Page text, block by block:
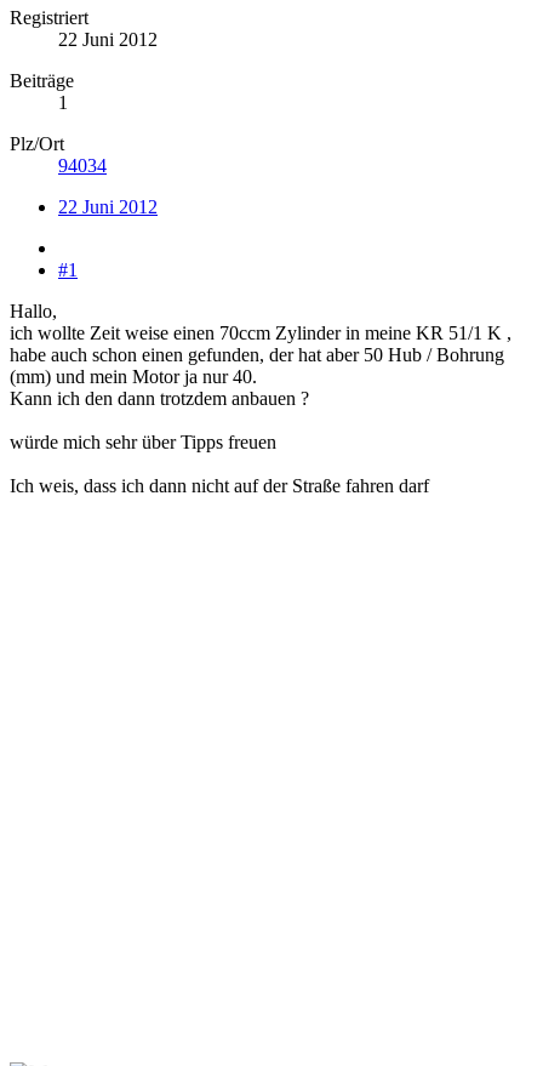
Registriert
22 Juni 2012
Beiträge
1
Plz/Ort
94034
22 Juni 2012
#1
Hallo,
ich wollte Zeit weise einen 70ccm Zylinder in meine KR 51/1 K ,
habe auch schon einen gefunden, der hat aber 50 Hub / Bohrung
(mm) und mein Motor ja nur 40.
Kann ich den dann trotzdem anbauen ?
würde mich sehr über Tipps freuen
Ich weis, dass ich dann nicht auf der Straße fahren darf